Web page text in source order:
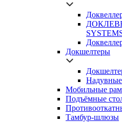
Докшелтеры
Мобильные
Подъёмные
Тамбур-шлюзы